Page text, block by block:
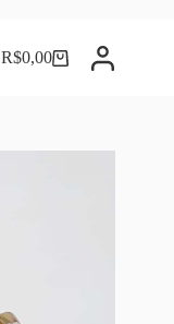
Carrinho
R$0,00